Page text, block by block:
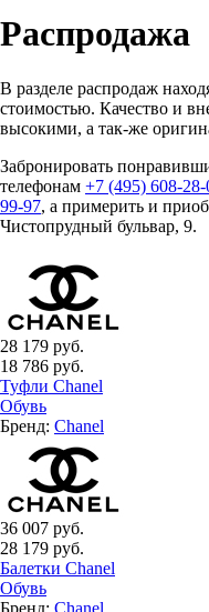
Распродажа
В разделе распродаж
стоимостью. Качество и
высокими, а так-же
Забронировать
телефонам +7 (495) 608-28-
99-97, а примерить и
Чистопрудный бульвар, 9.
28 179 руб.
18 786 руб.
Туфли Chanel
Обувь
Бренд: Chanel
36 007 руб.
28 179 руб.
Балетки Chanel
Обувь
Бренд: Chanel